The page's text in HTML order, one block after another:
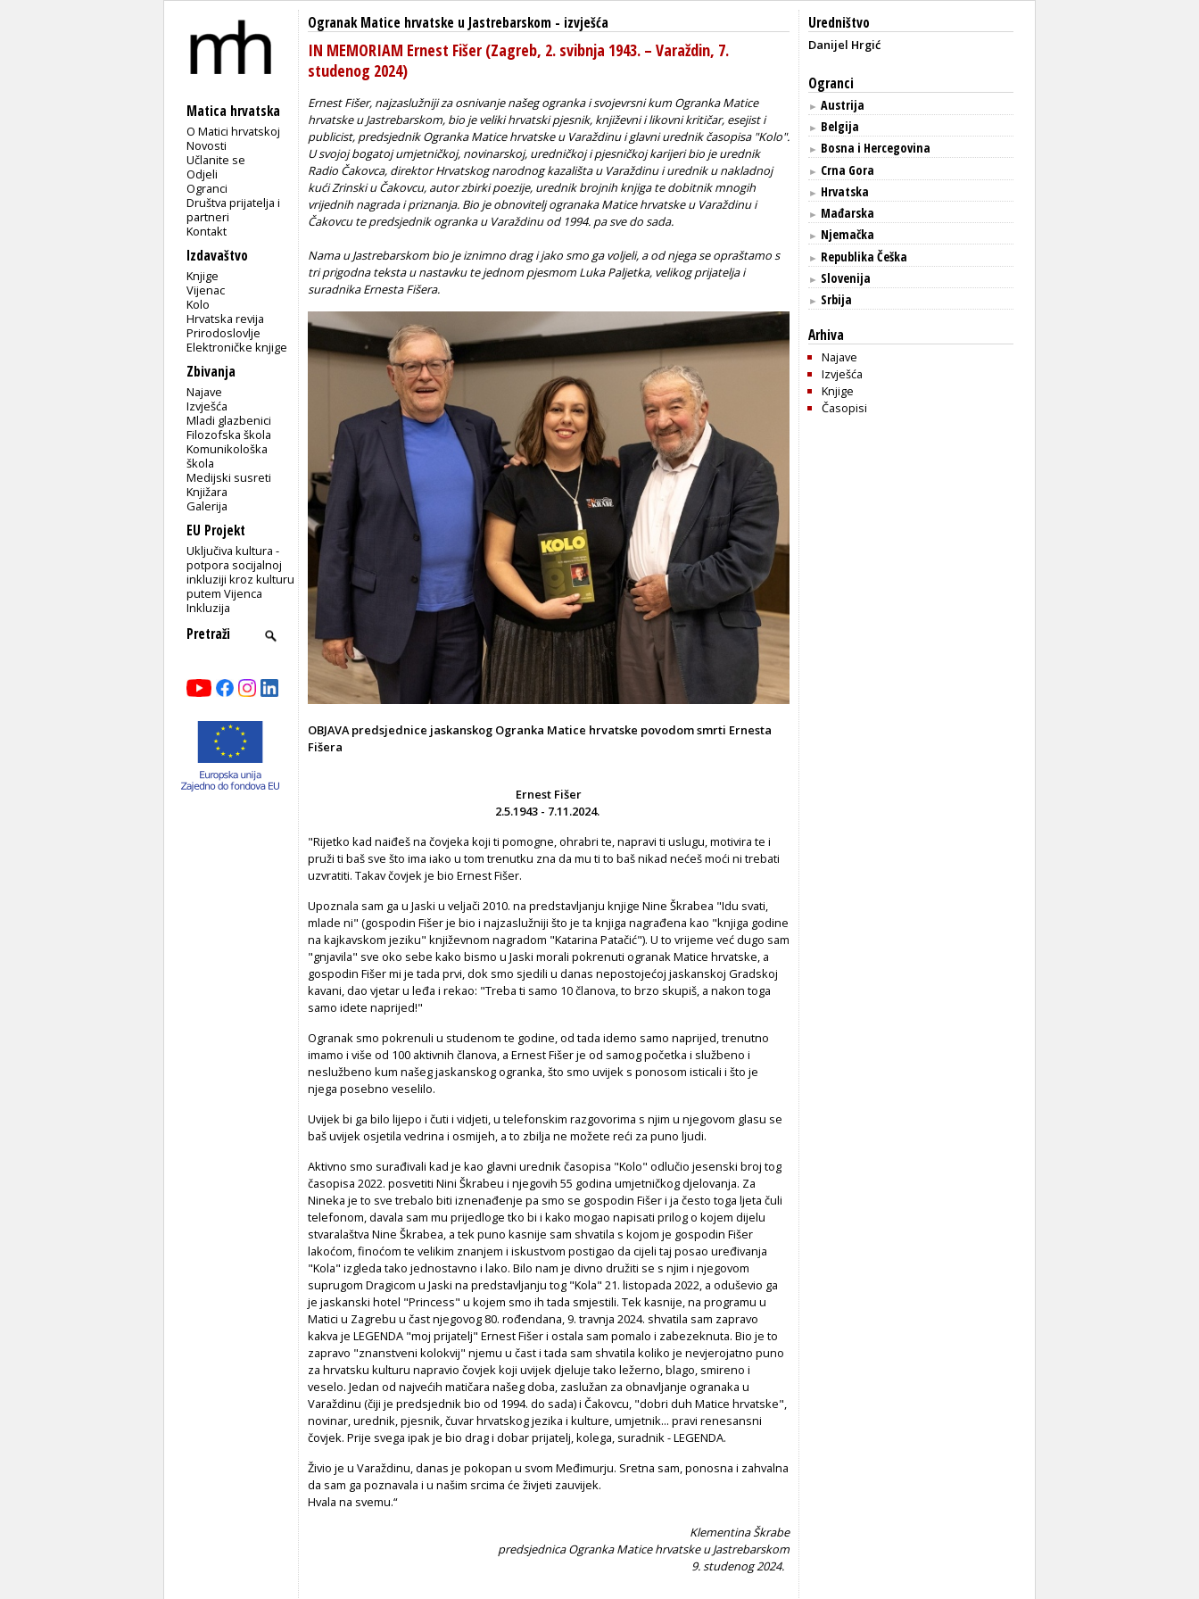
Matica hrvatska
O Matici hrvatskoj
Novosti
Učlanite se
Odjeli
Ogranci
Društva prijatelja i
partneri
Kontakt
Izdavaštvo
Knjige
Vijenac
Kolo
Hrvatska revija
Prirodoslovlje
Elektroničke knjige
Zbivanja
Najave
Izvješća
Mladi glazbenici
Filozofska škola
Komunikološka
škola
Medijski susreti
Knjižara
Galerija
EU Projekt
Uključiva kultura -
potpora socijalnoj
inkluziji kroz kulturu
putem Vijenca
Inkluzija
Ogranak Matice hrvatske u Jastrebarskom - izvješća
IN MEMORIAM Ernest Fišer (Zagreb, 2. svibnja 1943. – Varaždin, 7.
studenog 2024)
Ernest Fišer, najzaslužniji za osnivanje našeg ogranka i svojevrsni kum Ogranka Matice
hrvatske u Jastrebarskom, bio je veliki hrvatski pjesnik, književni i likovni kritičar, esejist i
publicist, predsjednik Ogranka Matice hrvatske u Varaždinu i glavni urednik časopisa "Kolo".
U svojoj bogatoj umjetničkoj, novinarskoj, uredničkoj i pjesničkoj karijeri bio je urednik
Radio Čakovca, direktor Hrvatskog narodnog kazališta u Varaždinui urednik u nakladnoj
kući Zrinski uČakovcu, autor zbirki poezije, urednik brojnih knjiga te dobitnik mnogih
vrijednih nagrada i priznanja. Bio je obnovitelj ogranaka Matice hrvatske u Varaždinu i
Čakovcu te predsjednik ogranka u Varaždinu od 1994. pa sve do sada.
Nama u Jastrebarskom bio je iznimno drag i jako smo ga voljeli, a od njega se opraštamo s
tri prigodna teksta u nastavku te jednom pjesmom Luka Paljetka, velikog prijatelja i
suradnika Ernesta Fišera.
OBJAVA predsjednice jaskanskog Ogranka Matice hrvatske povodom smrti Ernesta
Fišera
Ernest Fišer
2.5.1943 - 7.11.2024.
"Rijetko kad naiđeš na čovjeka koji ti pomogne, ohrabri te, napravi ti uslugu, motivira te i
pruži ti baš sve što ima iako u tom trenutku zna da mu ti to baš nikad nećeš moći ni trebati
uzvratiti. Takav čovjek je bio Ernest Fišer.
Upoznala sam ga u Jaski u veljači 2010. na predstavljanju knjige Nine Škrabea "Idu svati,
mlade ni" (gospodin Fišer je bio i najzaslužniji što je ta knjiga nagrađena kao "knjiga godine
na kajkavskom jeziku" književnom nagradom "Katarina Patačić"). U to vrijeme već dugo sam
"gnjavila" sve oko sebe kako bismo u Jaski morali pokrenuti ogranak Matice hrvatske, a
gospodin Fišer mi je tada prvi, dok smo sjedili u danas nepostojećoj jaskanskoj Gradskoj
kavani, dao vjetar u leđa i rekao: "Treba ti samo 10 članova, to brzo skupiš, a nakon toga
samo idete naprijed!"
Ogranak smo pokrenuli u studenom te godine, od tada idemo samo naprijed, trenutno
imamo i više od 100 aktivnih članova, a Ernest Fišer je od samog početka i službeno i
neslužbeno kum našeg jaskanskog ogranka, što smo uvijek s ponosom isticali i što je
njega posebno veselilo.
Uvijek bi ga bilo lijepo i čuti i vidjeti, u telefonskim razgovorima s njim u njegovom glasu se
baš uvijek osjetila vedrina i osmijeh, a to zbilja ne možete reći za puno ljudi.
Aktivno smo surađivali kad je kao glavni urednik časopisa "Kolo" odlučio jesenski broj tog
časopisa 2022. posvetiti Nini Škrabeu i njegovih 55 godina umjetničkog djelovanja. Za
Nineka je to sve trebalo biti iznenađenje pa smo se gospodin Fišer i ja često toga ljeta čuli
telefonom, davala sam mu prijedloge tko bi i kako mogao napisati prilog o kojem dijelu
stvaralaštva Nine Škrabea, a tek puno kasnije sam shvatila s kojom je gospodin Fišer
lakoćom, finoćom te velikim znanjem i iskustvom postigao da cijeli taj posao uređivanja
"Kola" izgleda tako jednostavno i lako. Bilo nam je divno družiti se s njim i njegovom
suprugom Dragicom u Jaski na predstavljanju tog "Kola" 21. listopada 2022, a oduševio ga
je jaskanski hotel "Princess" u kojem smo ih tada smjestili. Tek kasnije, na programu u
Matici u Zagrebu u čast njegovog 80. rođendana, 9. travnja 2024. shvatila sam zapravo
kakva je LEGENDA "moj prijatelj" Ernest Fišer i ostala sam pomalo i zabezeknuta. Bio je to
zapravo "znanstveni kolokvij" njemu u čast i tada sam shvatila koliko je nevjerojatno puno
za hrvatsku kulturu napravio čovjek koji uvijek djeluje tako ležerno, blago, smireno i
veselo. Jedan od najvećih matičara našeg doba, zaslužan za obnavljanje ogranaka u
Varaždinu (čiji je predsjednik bio od 1994. do sada) i Čakovcu, "dobri duh Matice hrvatske",
novinar, urednik, pjesnik, čuvar hrvatskog jezika i kulture, umjetnik... pravi renesansni
čovjek. Prije svega ipak je bio drag i dobar prijatelj, kolega, suradnik - LEGENDA.
Živio je u Varaždinu, danas je pokopan u svom Međimurju. Sretna sam, ponosna i zahvalna
da sam ga poznavala i u našim srcima će živjeti zauvijek.
Hvala na svemu.“
Klementina Škrabe
predsjednica Ogranka Matice hrvatske u Jastrebarskom
9. studenog 2024.
Uredništvo
Danijel Hrgić
Ogranci
► Austrija
► Belgija
► Bosna i Hercegovina
► Crna Gora
► Hrvatska
► Mađarska
► Njemačka
► Republika Češka
► Slovenija
► Srbija
Arhiva
Najave
Izvješća
Knjige
Časopisi